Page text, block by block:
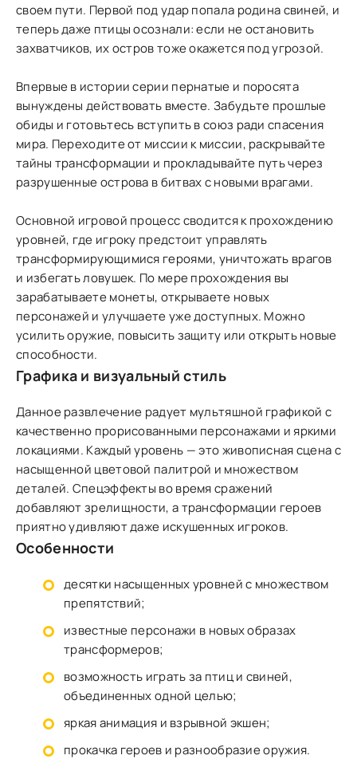
своем пути. Первой под удар попала родина свиней, и
теперь даже птицы осознали: если не остановить
захватчиков, их остров тоже окажется под угрозой.
Впервые в истории серии пернатые и поросята
вынуждены действовать вместе. Забудьте прошлые
обиды и готовьтесь вступить в союз ради спасения
мира. Переходите от миссии к миссии, раскрывайте
тайны трансформации и прокладывайте путь через
разрушенные острова в битвах с новыми врагами.
Основной игровой процесс сводится к прохождению
уровней, где игроку предстоит управлять
трансформирующимися героями, уничтожать врагов
и избегать ловушек. По мере прохождения вы
зарабатываете монеты, открываете новых
персонажей и улучшаете уже доступных. Можно
усилить оружие, повысить защиту или открыть новые
способности.
Графика и визуальный стиль
Данное развлечение радует мультяшной графикой с
качественно прорисованными персонажами и яркими
локациями. Каждый уровень — это живописная сцена с
насыщенной цветовой палитрой и множеством
деталей. Спецэффекты во время сражений
добавляют зрелищности, а трансформации героев
приятно удивляют даже искушенных игроков.
Особенности
десятки насыщенных уровней с множеством
препятствий;
известные персонажи в новых образах
трансформеров;
возможность играть за птиц и свиней,
объединенных одной целью;
яркая анимация и взрывной экшен;
прокачка героев и разнообразие оружия.